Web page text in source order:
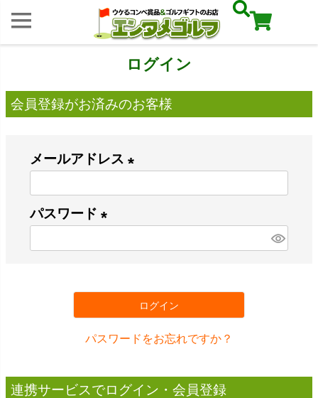
ログイン
会員登録がお済みのお客様
メールアドレス
パスワード
須
ログイン
パスワードをお忘れですか？
連携サービスでログイン・会員登録